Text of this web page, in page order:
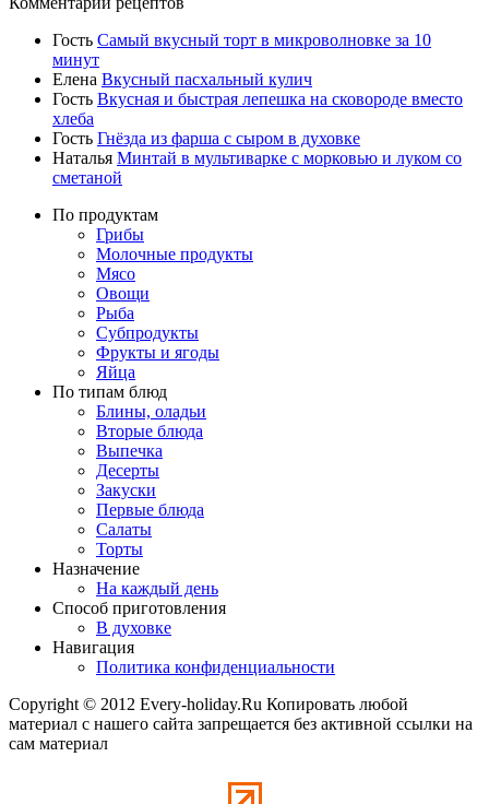
Гость Самый вкусный торт в микроволновке за 10
минут
Елена Вкусный пасхальный кулич
Гость Вкусная и быстрая лепешка на сковороде вместо
хлеба
Гость Гнёзда из фарша с сыром в духовке
Наталья Минтай в мультиварке с морковью и луком со
сметаной
По продуктам
Грибы
Молочные продукты
Мясо
Овощи
Рыба
Субпродукты
Фрукты и ягоды
Яйца
По типам блюд
Блины, оладьи
Вторые блюда
Выпечка
Десерты
Закуски
Первые блюда
Салаты
Торты
Назначение
На каждый день
Способ приготовления
В духовке
Навигация
Политика конфиденциальности
Copyright © 2012 Every-holiday.Ru Копировать любой
материал с нашего сайта запрещается без активной ссылки на
сам материал